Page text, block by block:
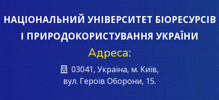
НАЦІОНАЛЬНИЙ УНІВЕРСИТЕТ БІОРЕСУРСІВ
І ПРИРОДОКОРИСТУВАННЯ УКРАЇНИ
Адреса:
03041, Україна, м. Київ,
вул. Героїв Oборони, 15.